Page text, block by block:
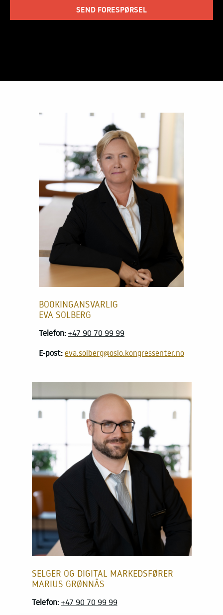
SEND FORESPØRSEL
BOOKINGANSVARLIG
EVA SOLBERG
Telefon: +47 90 70 99 99
E-post: eva.solberg@oslo.kongressenter.no
SELGER OG DIGITAL MARKEDSFØRER
MARIUS GRØNNÅS
Telefon: +47 90 70 99 99